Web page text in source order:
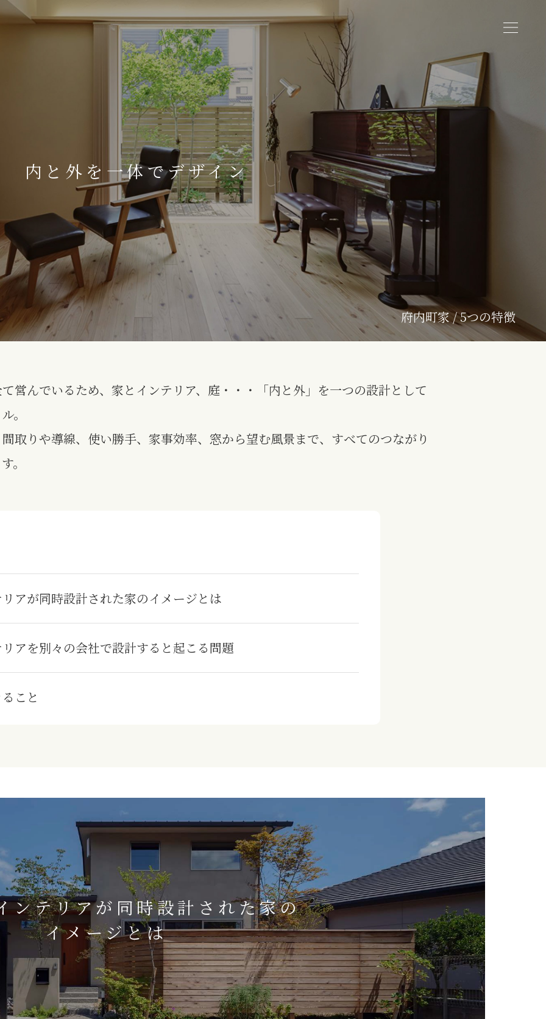
5つの特徴施工事例モデルハウスお客様の声
内と外を一体でデザイン
府内町家 / 5つの特徴
営んでいるため、家とインテリア、庭・・・「内と外」を一つの設計として
。
取りや導線、使い勝手、家事効率、窓から望む風景まで、すべてのつながり
。
アが同時設計された家のイメージとは
アを別々の会社で設計すると起こる問題
こと
ンテリアが同時設計された家の
イメージとは